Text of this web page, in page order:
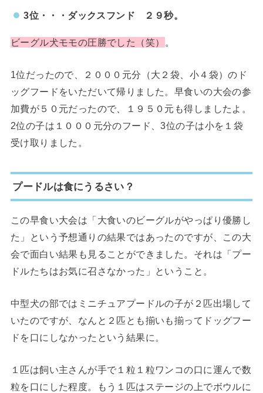
3位・・・ダックスフンド ２９秒。
ビーグル犬モモの圧勝でした（笑） 。
1位だったので、２０００元分（大２袋、小４袋）のド
ッグフードをいただいて帰りました。早食いの大会の参
加費が５０元だったので、１９５０元も得しましたよ。
2位の子は１０００元分のフード、3位の子は小を１袋
受け取りました。
プードルは食にうるさい？
この早食い大会は「大食いのビーグルがやっぱり優勝し
た」という予想通りの結果ではあったのですが、この大
会で面白い結果も見ることができました。それは「プー
ドルたちはお気に召さなかった」ということ。
中型犬の部ではミニチュアプードルの子が２匹出場して
いたのですが、なんと２匹とも揃いも揃ってドッグフー
ドを口にしなかったという結果に。
１匹は飼い主さんが手で１粒１粒ワンコの口に運んで数
粒を口にした程度。もう１匹はステージの上でボウルに